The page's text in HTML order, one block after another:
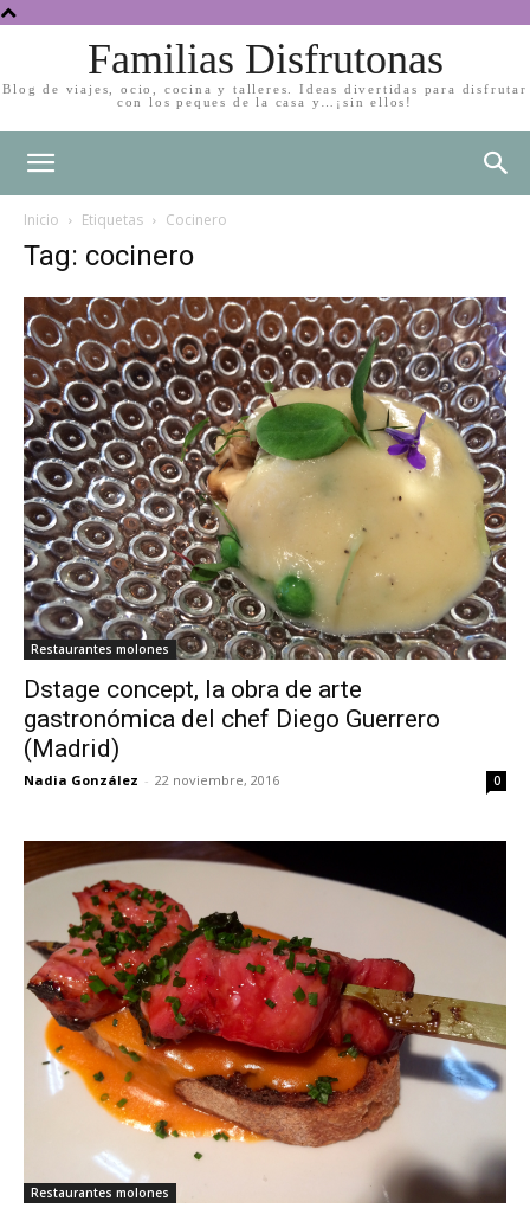
Familias Disfrutonas
Blog de viajes, ocio, cocina y talleres. Ideas divertidas para disfrutar
con los peques de la casa y…¡sin ellos!
Inicio Etiquetas Cocinero
Tag: cocinero
Restaurantes molones
Dstage concept, la obra de arte
gastronómica del chef Diego Guerrero
(Madrid)
Nadia González - 22 noviembre, 2016 0
Restaurantes molones